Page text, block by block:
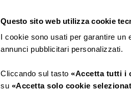
Questo sito web utilizza cookie
I cookie sono usati per garantire un
annunci pubblicitari personalizzati.
Cliccando sul tasto«Accetta tutti i
su «Accetta solo cookie